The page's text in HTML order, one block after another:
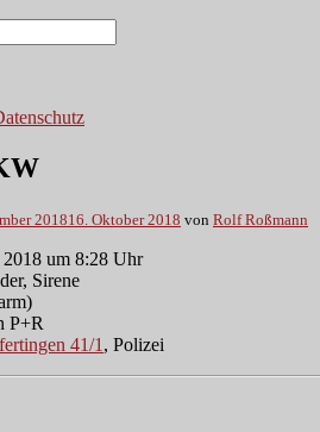
201816. Oktober 2018 von Rolf Roßmann
2018 um 8:28 Uhr
Sirene
P+R
41/1 , Polizei